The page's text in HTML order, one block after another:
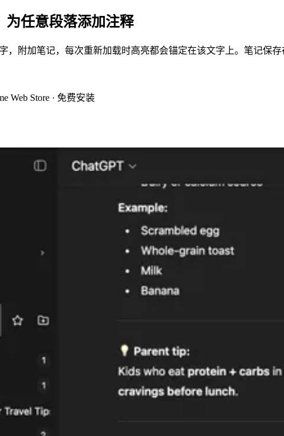
为任意段落添加注释
，附加笔记，每次重新加载时高亮都会锚定在该文字上。笔记保
Web Store · 免费安装